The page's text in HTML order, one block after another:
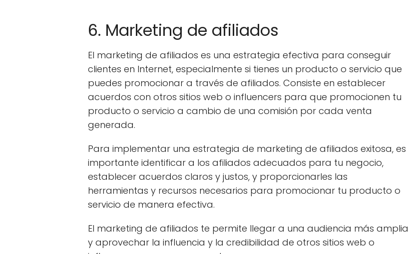
6. Marketing de afiliados
El marketing de afiliados es una estrategia efectiva para conseguir
clientes en Internet, especialmente si tienes un producto o servicio que
puedes promocionar a través de afiliados. Consiste en establecer
acuerdos con otros sitios web o influencers para que promocionen tu
producto o servicio a cambio de una comisión por cada venta
generada.
Para implementar una estrategia de marketing de afiliados exitosa, es
importante identificar a los afiliados adecuados para tu negocio,
establecer acuerdos claros y justos, y proporcionarles las
herramientas y recursos necesarios para promocionar tu producto o
servicio de manera efectiva.
El marketing de afiliados te permite llegar a una audiencia más amplia
y aprovechar la influencia y la credibilidad de otros sitios web o